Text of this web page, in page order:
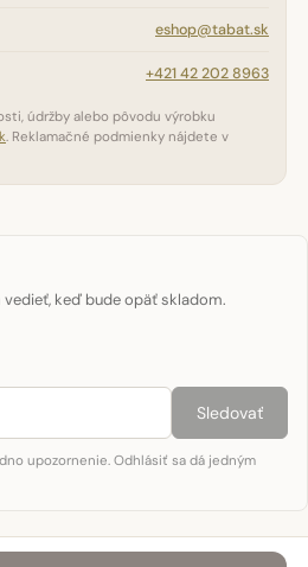
eshop@tabat.sk
+421 42 202 8963
údržby alebo pôvodu výrobku
. Reklamačné podmienky nájdete v
keď bude opäť skladom.
Sledovať
upozornenie. Odhlásiť sa dá jedným